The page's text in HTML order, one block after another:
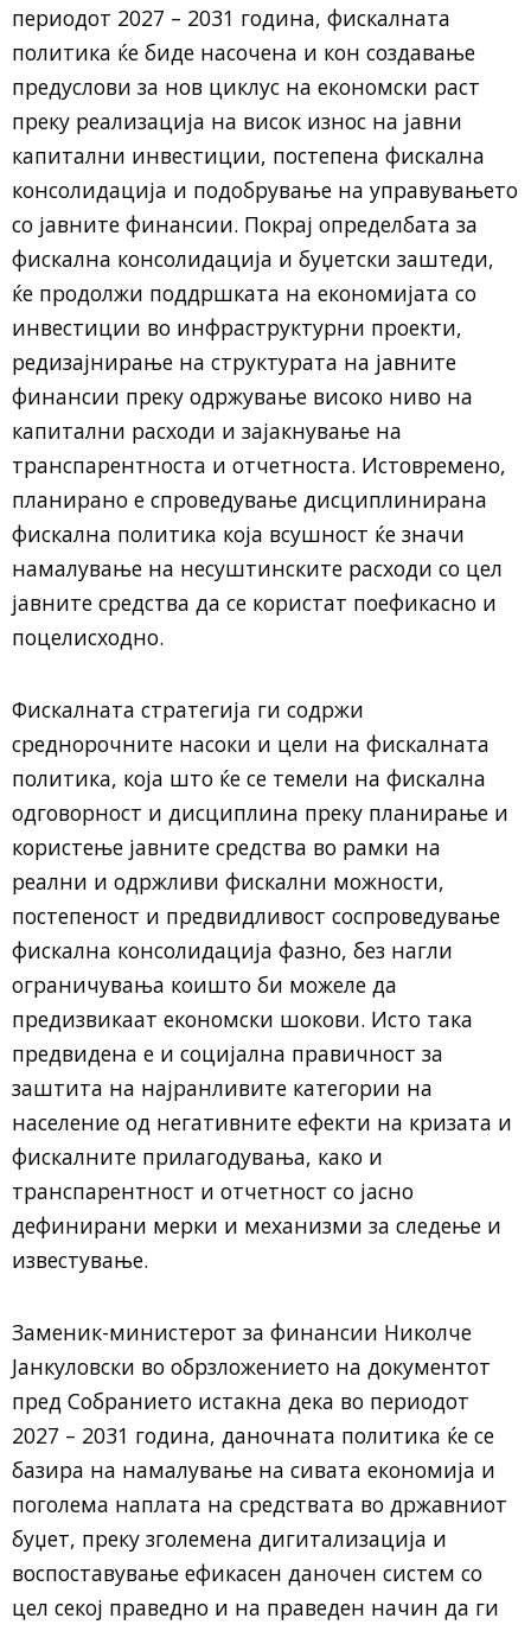
периодот 2027 – 2031 година, фискалната
политика ќе биде насочена и кон создавање
предуслови за нов циклус на економски раст
преку реализација на висок износ на јавни
капитални инвестиции, постепена фискална
консолидација и подобрување на управувањето
со јавните финансии. Покрај определбата за
фискална консолидација и буџетски заштеди,
ќе продолжи поддршката на економијата со
инвестиции во инфраструктурни проекти,
редизајнирање на структурата на јавните
финансии преку одржување високо ниво на
капитални расходи и зајакнување на
транспарентноста и отчетноста. Истовремено,
планирано е спроведување дисциплинирана
фискална политика која всушност ќе значи
намалување на несуштинските расходи со цел
јавните средства да се користат поефикасно и
поцелисходно.
Фискалната стратегија ги содржи
среднорочните насоки и цели на фискалната
политика, која што ќе се темели на фискална
одговорност и дисциплина преку планирање и
користење јавните средства во рамки на
реални и одржливи фискални можности,
постепеност и предвидливост соспроведување
фискална консолидација фазно, без нагли
ограничувања коишто би можеле да
предизвикаат економски шокови. Исто така
предвидена е и социјална правичност за
заштита на најранливите категории на
население од негативните ефекти на кризата и
фискалните прилагодувања, како и
транспарентност и отчетност со јасно
дефинирани мерки и механизми за следење и
известување.
Заменик-министерот за финансии Николче
Јанкуловски во обрзложението на документот
пред Собранието истакна дека во периодот
2027 – 2031 година, даночната политика ќе се
базира на намалување на сивата економија и
поголема наплата на средствата во државниот
буџет, преку зголемена дигитализација и
воспоставување ефикасен даночен систем со
цел секој праведно и на праведен начин да ги